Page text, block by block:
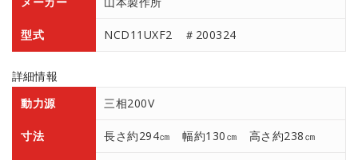
型式 NCD11UXF2 ＃200324
詳細情報
動力源
三相200V
寸法 長さ約294㎝ 幅約130㎝ 高さ約238㎝